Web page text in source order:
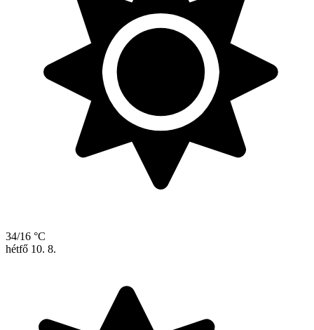
34/16 °C
hétfő 10. 8.